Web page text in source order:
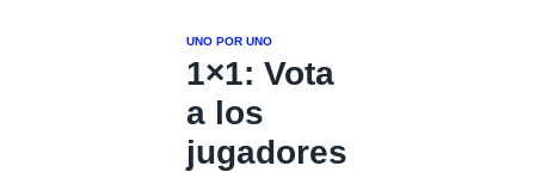
UNO POR UNO
1×1: Vota
a los
jugadores